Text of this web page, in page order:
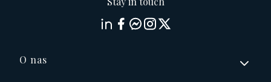
Linki w stopce
O nas